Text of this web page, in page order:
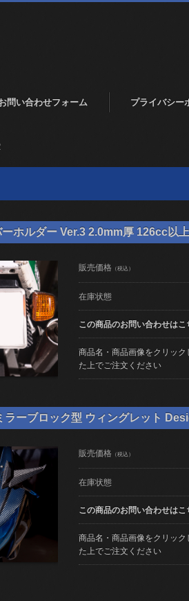
問い合わせフォーム プライバシー
ーホルダー Ver.3 2.0mm厚 126cc
販売価格 （税込）
在庫状態
この商品のお問い合わせはこ
商品名・商品画像をクリッ
た上でご注文ください
ラーブロック型 ウィングレット
販売価格 （税込）
在庫状態
この商品のお問い合わせはこ
商品名・商品画像をクリッ
た上でご注文ください